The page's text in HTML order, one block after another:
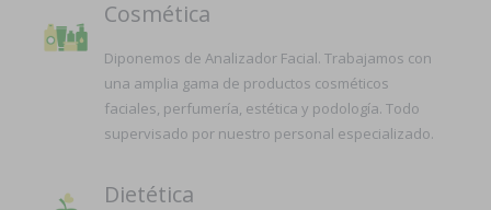
Cosmética
Diponemos de Analizador Facial. Trabajamos con
una amplia gama de productos cosméticos
faciales, perfumería, estética y podología. Todo
supervisado por nuestro personal especializado.
Dietética